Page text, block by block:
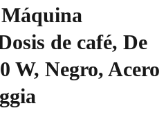
de café, De
W, Negro, Acero